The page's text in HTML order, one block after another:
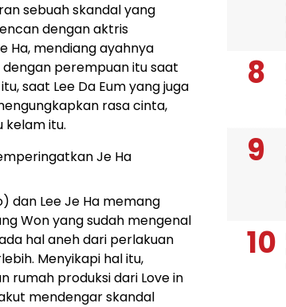
sebuah skandal yang
dengan aktris
Ha, mendiang ayahnya
perempuan itu saat
saat Lee Da Eum yang juga
rasa cinta,
kelam itu.
Je Ha
dan Lee Je Ha memang
Won yang sudah mengenal
hal aneh dari perlakuan
Menyikapi hal itu,
rumah produksi dari Love in
mendengar skandal